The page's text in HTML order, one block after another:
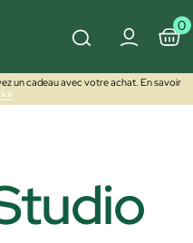
0
un cadeau avec votre achat. En savoir